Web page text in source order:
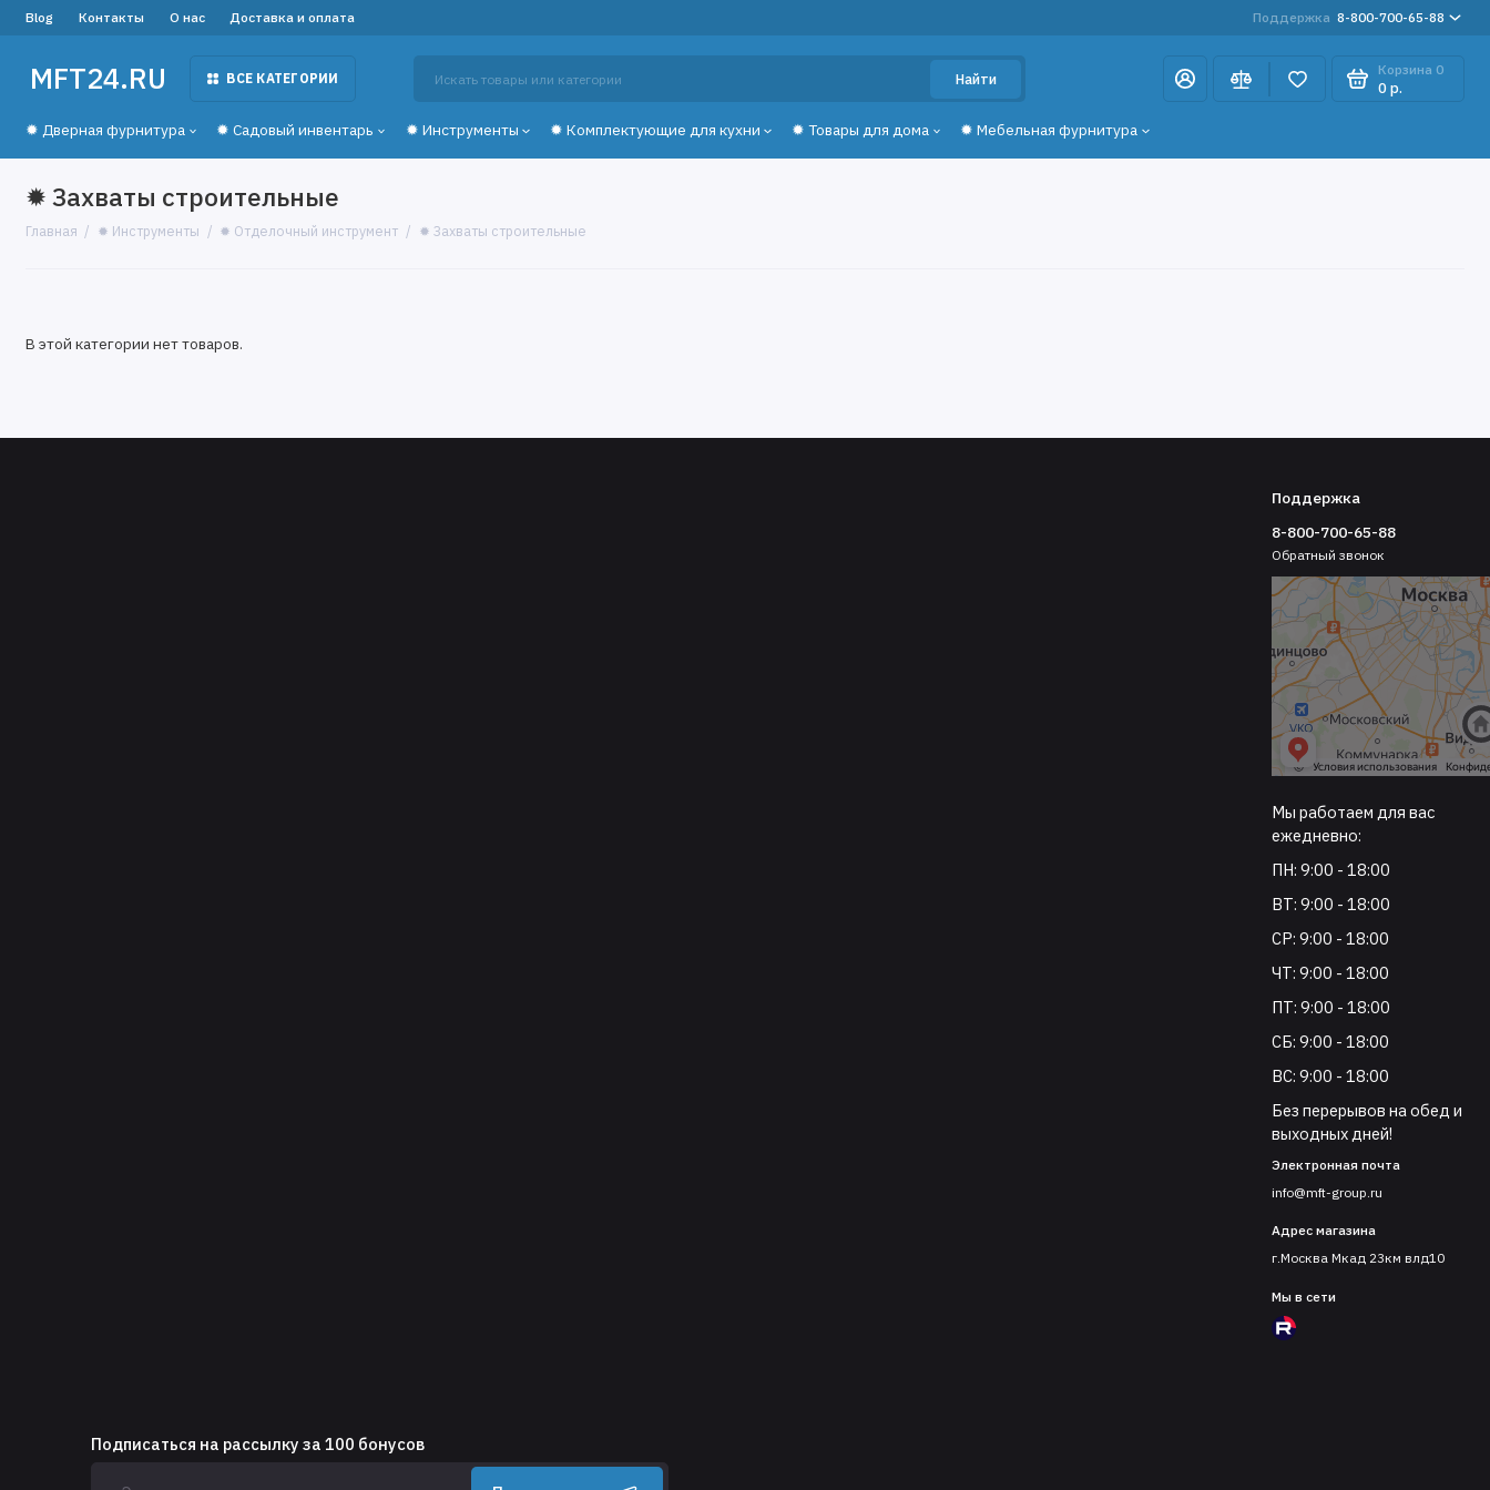
Blog Контакты О нас Доставка и оплата Поддержка 8-800-700-65-88
MFT24.RU ВСЕ КАТЕГОРИИ Найти
Корзина 0
0 р.
✹ Дверная фурнитура ✹ Садовый инвентарь ✹ Инструменты ✹ Комплектующие для кухни ✹ Товары для дома ✹ Мебельная фурнитура
✹ Захваты строительные
Главная ✹ Инструменты ✹ Отделочный инструмент ✹ Захваты строительные
В этой категории нет товаров.
Поддержка
8-800-700-65-88
Обратный звонок
Мы работаем для вас
ежедневно:
ПН: 9:00 - 18:00
ВТ: 9:00 - 18:00
СР: 9:00 - 18:00
ЧТ: 9:00 - 18:00
ПТ: 9:00 - 18:00
СБ: 9:00 - 18:00
ВС: 9:00 - 18:00
Без перерывов на обед и
выходных дней!
Электронная почта
info@mft-group.ru
Адрес магазина
г.Москва Мкад 23км влд10
Мы в сети
Подписаться на рассылку за 100 бонусов